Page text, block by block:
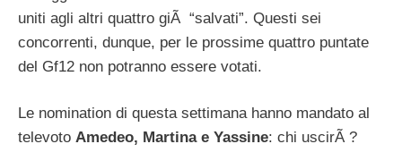
uniti agli altri quattro giÃ “salvati”. Questi sei
concorrenti, dunque, per le prossime quattro puntate
del Gf12 non potranno essere votati.
Le nomination di questa settimana hanno mandato al
televoto Amedeo, Martina e Yassine: chi uscirÃ ?